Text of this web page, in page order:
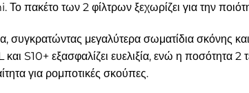
πακέτο των 2 φίλτρων ξεχωρίζει για την
συγκρατώντας μεγαλύτερα σωματίδια σκόνης
S10+ εξασφαλίζει ευελιξία, ενώ η ποσότητα 2
για ρομποτικές σκούπες.